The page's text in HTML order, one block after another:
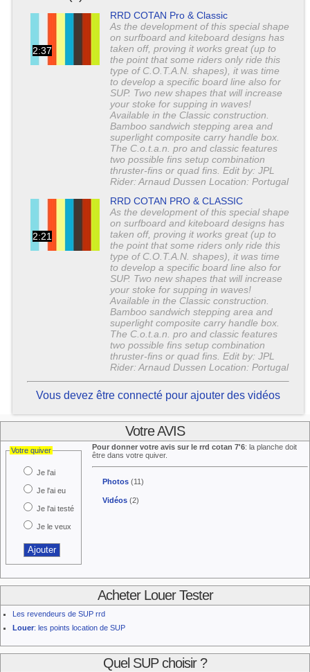
2:37
RRD COTAN Pro & Classic
As the development of this special shape
on surfboard and kiteboard designs has
taken off, proving it works great (up to
the point that some riders only ride this
type of C.O.T.A.N. shapes), it was time
to develop a specific board line also for
SUP. Two new shapes that will increase
your stoke for supping in waves!
Available in the Classic construction.
Bamboo sandwich stepping area and
superlight composite carry handle box.
The C.o.t.a.n. pro and classic features
two possible fins setup combination
thruster-fins or quad fins. Edit by: JPL
Rider: Arnaud Dussen Location: Portugal
2:21
RRD COTAN PRO & CLASSIC
As the development of this special shape
on surfboard and kiteboard designs has
taken off, proving it works great (up to
the point that some riders only ride this
type of C.O.T.A.N. shapes), it was time
to develop a specific board line also for
SUP. Two new shapes that will increase
your stoke for supping in waves!
Available in the Classic construction.
Bamboo sandwich stepping area and
superlight composite carry handle box.
The C.o.t.a.n. pro and classic features
two possible fins setup combination
thruster-fins or quad fins. Edit by: JPL
Rider: Arnaud Dussen Location: Portugal
Vous devez être connecté pour ajouter des vidéos
Votre AVIS
Votre quiver
Je l'ai
Je l'ai eu
Je l'ai testé
Je le veux
Pour donner votre avis sur le rrd cotan 7'6: la planche doit
être dans votre quiver.
Photos (11)
Vidéos (2)
Acheter Louer Tester
Les revendeurs de SUP rrd
Louer: les points location de SUP
Quel SUP choisir ?